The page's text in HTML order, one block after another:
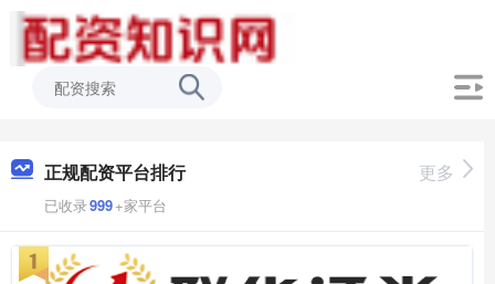
正规配资平台排行
已收录999+家平台
更多